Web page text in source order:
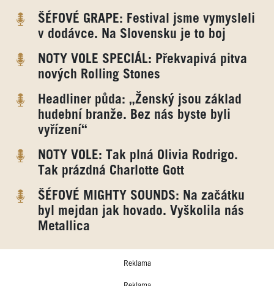
ŠÉFOVÉ GRAPE: Festival jsme vymysleli
v dodávce. Na Slovensku je to boj
NOTY VOLE SPECIÁL: Překvapivá pitva
nových Rolling Stones
Headliner půda: „Ženský jsou základ
hudební branže. Bez nás byste byli
vyřízení“
NOTY VOLE: Tak plná Olivia Rodrigo.
Tak prázdná Charlotte Gott
ŠÉFOVÉ MIGHTY SOUNDS: Na začátku
byl mejdan jak hovado. Vyškolila nás
Metallica
Reklama